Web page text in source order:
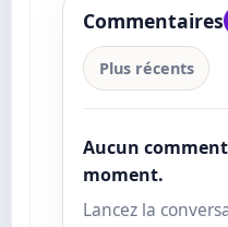
Commentaires
Plus récents
Aucun
moment.
Lancez la